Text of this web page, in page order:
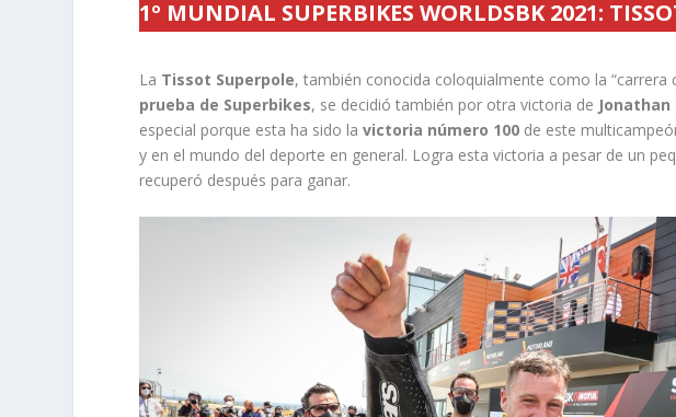
1º MUNDIAL SUPERBIKES WORLDSBK 2021:
La Tissot Superpole, también conocida coloquialmente como la “carrera
prueba de Superbikes, se decidió también por otra victoria de Jonathan
especial porque esta ha sido la victoria número 100 de este
y en el mundo del deporte en general. Logra esta victoria a pesar de un
recuperó después para ganar.